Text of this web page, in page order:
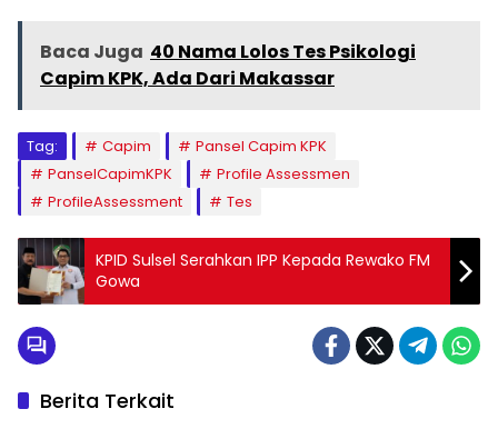
Baca Juga 40 Nama Lolos Tes Psikologi
Capim KPK, Ada Dari Makassar
Tag: Capim
Pansel Capim KPK
PanselCapimKPK
Profile Assessmen
ProfileAssessment
Tes
KPID Sulsel Serahkan IPP Kepada Rewako FM
Gowa
Berita Terkait